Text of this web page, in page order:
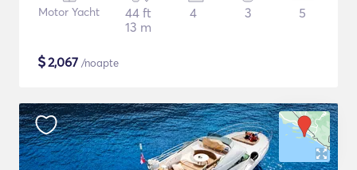
Motor Yacht
44 ft
13 m
4 3 5
$2,067 /noapte